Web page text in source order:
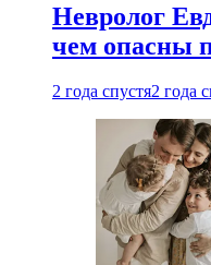
Невролог
чем опасны
2 года спустя2 года